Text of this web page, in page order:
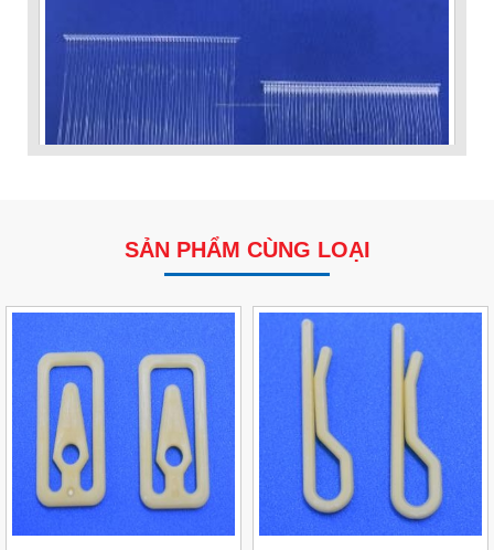
VP Fas Loop (PP) – Dây Treo Nhãn, Ti Bắn, Đạn Vòng
Treo Nhãn Mác
SẢN PHẨM CÙNG LOẠI